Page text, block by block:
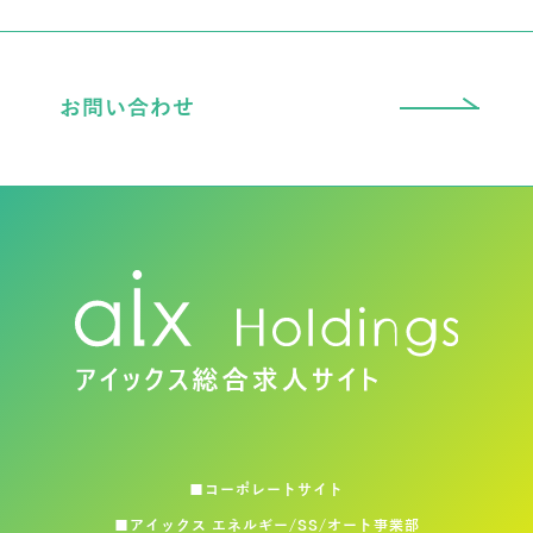
お問い合わせ
■コーポレートサイト
■アイックス エネルギー/SS/オート事業部